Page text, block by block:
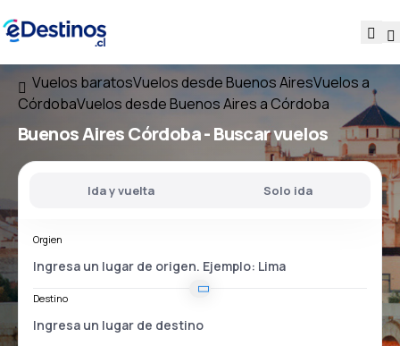
Vuelos baratosVuelos desde Buenos AiresVuelos a
CórdobaVuelos desde Buenos Aires a Córdoba
Buenos Aires Córdoba- Buscar vuelos
Ida y vuelta Solo ida
Orgien
Destino